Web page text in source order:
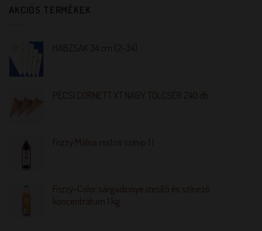
AKCIÓS TERMÉKEK
HABZSÁK 34 cm (2-34)
PÉCSI CORNETT XT NAGY TÖLCSÉR 240 db
Frizzy Málna rostos szirup 1 l
Frizzy-Color sárgadinnye ízesítő és színező
koncentrátum 1 kg